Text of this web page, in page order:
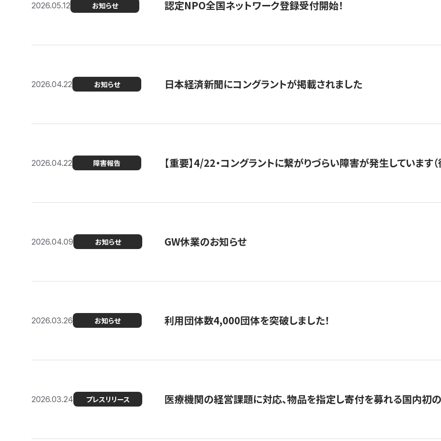
2026.05.12 お知らせ 認定NPO全国ネットワーク登録受付開始！
2026.04.22 お知らせ 日本経済新聞にコングラントが掲載されました
2026.04.22 障害報告 【重要】4/22・コングラントに繋がりづらい障害が発生しています（
2026.04.09 お知らせ GW休業のお知らせ
2026.03.26 お知らせ 利用団体数4,000団体を突破しました！
2026.03.24 プレスリリース 医療機関の経営課題に対応、物品を指定し寄付を募れる国内初の